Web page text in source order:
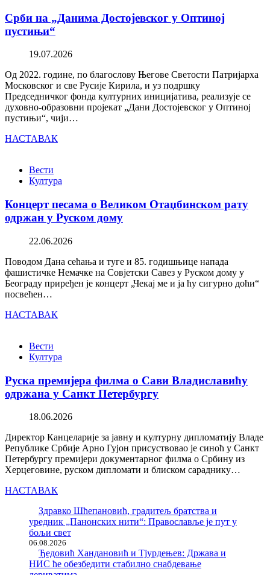
Срби на „Данима Достојевског у Оптиној
пустињи“
19.07.2026
Од 2022. године, по благослову Његове Светости Патријарха
Московског и све Русије Кирила, и уз подршку
Председничког фонда културних иницијатива, реализује се
духовно-образовни пројекат „Дани Достојевског у Оптиној
пустињи“, чији…
НАСТАВАК
Вести
Култура
Концерт песама о Великом Отаџбинском рату
одржан у Руском дому
22.06.2026
Поводом Дана сећања и туге и 85. годишњице напада
фашистичке Немачке на Совјетски Савез у Руском дому у
Београду приређен је концерт „Чекај ме и ја ћу сигурно доћи“
посвећен…
НАСТАВАК
Вести
Култура
Руска премијера филма о Сави Владиславићу
одржана у Санкт Петербургу
18.06.2026
Директор Канцеларије за јавну и културну дипломатију Владе
Републике Србије Арно Гујон присуствовао је синоћ у Санкт
Петербургу премијери документарног филма о Србину из
Херцеговине, руском дипломати и блиском сараднику…
НАСТАВАК
Здравко Шћепановић, градитељ братства и
уредник „Панонских нити“: Православље је пут у
бољи свет
06.08.2026
Ђедовић Хандановић и Тјурдењев: Држава и
НИС ће обезбедити стабилно снабдевање